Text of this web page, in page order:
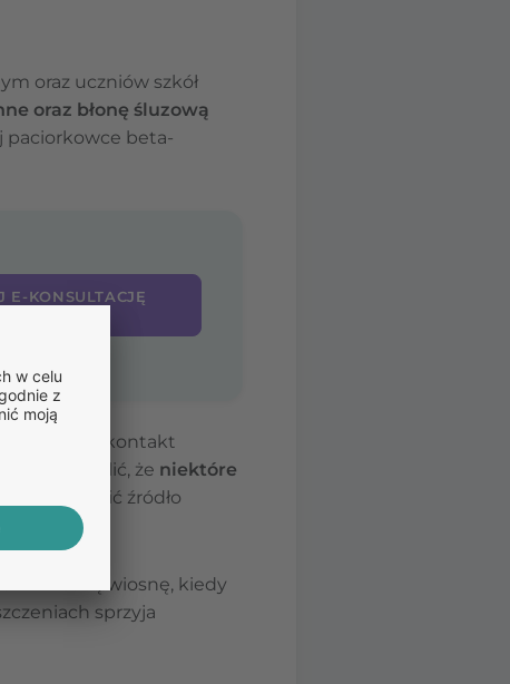
oraz uczniów szkół
oraz błonę śluzową
paciorkowce beta-
E-KONSULTACJĘ
przez kontakt
podkreślić, że niektóre
– stanowić źródło
wczesną wiosnę, kiedy
sprzyja